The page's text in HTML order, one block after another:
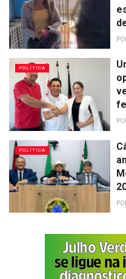
POLÍTICA
POLÍTICA